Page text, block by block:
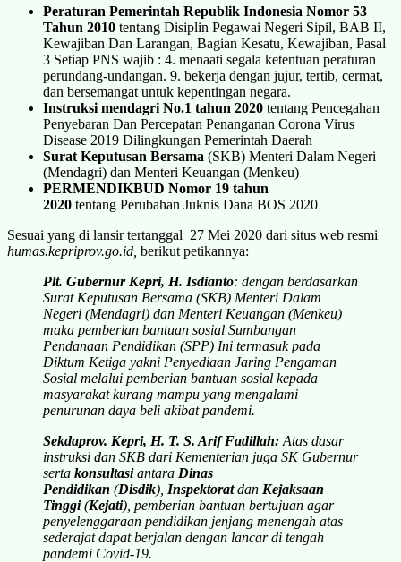
Peraturan Pemerintah Republik Indonesia Nomor 53
Tahun 2010 tentang Disiplin Pegawai Negeri Sipil, BAB II,
Kewajiban Dan Larangan, Bagian Kesatu, Kewajiban, Pasal
3 Setiap PNS wajib : 4. menaati segala ketentuan peraturan
perundang-undangan. 9. bekerja dengan jujur, tertib, cermat,
dan bersemangat untuk kepentingan negara.
Instruksi mendagri No.1 tahun 2020 tentang Pencegahan
Penyebaran Dan Percepatan Penanganan Corona Virus
Disease 2019 Dilingkungan Pemerintah Daerah
Surat Keputusan Bersama (SKB) Menteri Dalam Negeri
(Mendagri) dan Menteri Keuangan (Menkeu)
PERMENDIKBUD Nomor 19 tahun
2020 tentang Perubahan Juknis Dana BOS 2020
Sesuai yang di lansir tertanggal 27 Mei 2020 dari situs web resmi
humas.kepriprov.go.id, berikut petikannya:
Plt. Gubernur Kepri, H. Isdianto: dengan berdasarkan
Surat Keputusan Bersama (SKB) Menteri Dalam
Negeri (Mendagri) dan Menteri Keuangan (Menkeu)
maka pemberian bantuan sosial Sumbangan
Pendanaan Pendidikan (SPP) Ini termasuk pada
Diktum Ketiga yakni Penyediaan Jaring Pengaman
Sosial melalui pemberian bantuan sosial kepada
masyarakat kurang mampu yang mengalami
penurunan daya beli akibat pandemi.
Sekdaprov. Kepri, H. T. S. Arif Fadillah: Atas dasar
instruksi dan SKB dari Kementerian juga SK Gubernur
serta konsultasiantara Dinas
Pendidikan (Disdik), Inspektoratdan Kejaksaan
Tinggi(Kejati), pemberian bantuan bertujuan agar
penyelenggaraan pendidikan jenjang menengah atas
sederajat dapat berjalan dengan lancar di tengah
pandemi Covid-19.